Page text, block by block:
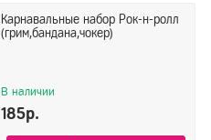
Карнавальные набор Рок-н-ролл
(грим,бандана,чокер)
В наличии
185р.